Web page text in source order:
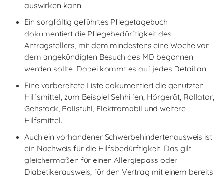
auswirken kann.
Ein sorgfältig geführtes Pflegetagebuch
dokumentiert die Pflegebedürftigkeit des
Antragstellers, mit dem mindestens eine Woche vor
dem angekündigten Besuch des MD begonnen
werden sollte. Dabei kommt es auf jedes Detail an.
Eine vorbereitete Liste dokumentiert die genutzten
Hilfsmittel, zum Beispiel Sehhilfen, Hörgerät, Rollator,
Gehstock, Rollstuhl, Elektromobil und weitere
Hilfsmittel.
Auch ein vorhandener Schwerbehindertenausweis ist
ein Nachweis für die Hilfsbedürftigkeit. Das gilt
gleichermaßen für einen Allergiepass oder
Diabetikerausweis, für den Vertrag mit einem bereits